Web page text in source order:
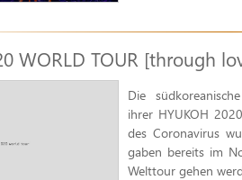
‌WORLD‌ ‌TOUR‌ ‌[through‌
Die
ihrer HYUKOH‌
des Coronavirus
gaben bereits im
Welttour gehen